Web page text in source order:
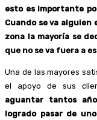
esto es importante
Cuando se va
zona la mayoría se
que no se va fuera a
Una de las mayores
el apoyo de sus
aguantar tantos
logrado pasar de